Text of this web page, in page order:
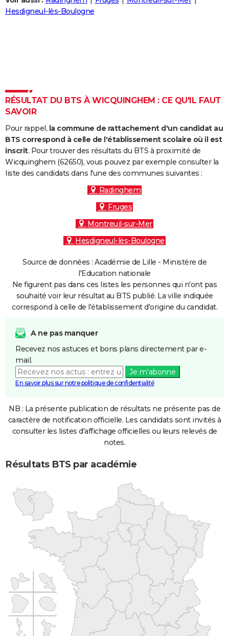
Destinations
City break
Voyage nature
Voyage de noces
Forum
Climat
+
PHOTO
Carte de Noël
Carte Bonne année
Carte Saint-Valentin
Carte Pâques
Carte d'anniversaire
DICTIONNAIRE
Dictionnaire
Biographies
Citations
Expressions
Proverbes
PROGRAMME TV
COPAINS D'AVANT
S'inscrire
Se connecter
Lycées
Collèges
Primaires
Universités
Entreprises
Service militaire
Avis de recherche
AVIS DE DÉCÈS
FORUM
Hesdigneul-lès-Boulogne
RÉSULTAT DU BTS À WICQUINGHEM : CE QU'IL FAUT
SAVOIR
Pour rappel, la commune de rattachement d'un candidat au
BTS correspond à celle de l'établissement scolaire où il est
inscrit. Pour trouver des résultats du BTS à proximité de
Wicquinghem (62650), vous pouvez par exemple consulter la
liste des candidats dans l'une des communes suivantes :
Radinghem
Fruges
Montreuil-sur-Mer
Hesdigneul-lès-Boulogne
Source de données : Académie de Lille - Ministère de
l'Education nationale
Ne figurent pas dans ces listes les personnes qui n'ont pas
souhaité voir leur résultat au BTS publié. La ville indiquée
correspond à celle de l'établissement d'origine du candidat.
A ne pas manquer
Recevez nos astuces et bons plans directement par e-
mail.
Je m'abonne
En savoir plus sur notre politique de confidentialité
NB : La présente publication de résultats ne présente pas de
caractère de notification officielle. Les candidats sont invités à
consulter les listes d'affichage officielles ou leurs relevés de
notes.
Résultats BTS par académie